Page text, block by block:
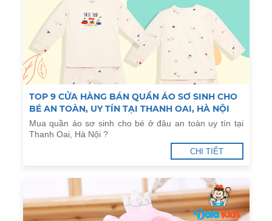
TOP 9 CỬA HÀNG BÁN QUẦN ÁO SƠ SINH CHO
BÉ AN TOÀN, UY TÍN TẠI THANH OAI, HÀ NỘI
Mua quần áo sơ sinh cho bé ở đâu an toàn uy tín tại
Thanh Oai, Hà Nội ?
CHI TIẾT